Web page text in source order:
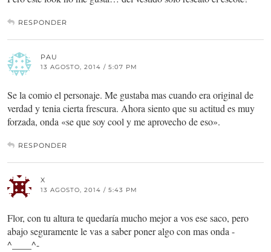
RESPONDER
PAU
13 AGOSTO, 2014 / 5:07 PM
Se la comio el personaje. Me gustaba mas cuando era original de
verdad y tenia cierta frescura. Ahora siento que su actitud es muy
forzada, onda «se que soy cool y me aprovecho de eso».
RESPONDER
X
13 AGOSTO, 2014 / 5:43 PM
Flor, con tu altura te quedaría mucho mejor a vos ese saco, pero
abajo seguramente le vas a saber poner algo con mas onda -
^____^-